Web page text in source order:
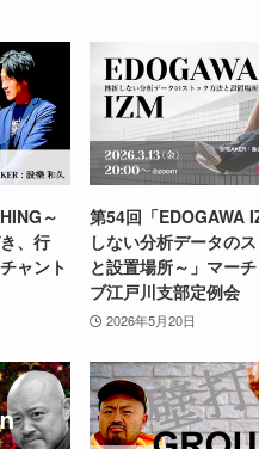
～
、行
ャント
第54回「EDOGAWA
しない分析データの
と設置場所～」マー
ブ江戸川支部定例会
2026年5月20日